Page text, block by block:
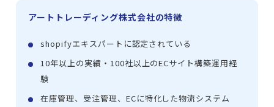
アートトレーディング株式会社の特徴
shopifyエキスパートに認定されている
10年以上の実績・100社以上のECサイト構築運用経
験
在庫管理、受注管理、ECに特化した物流システム